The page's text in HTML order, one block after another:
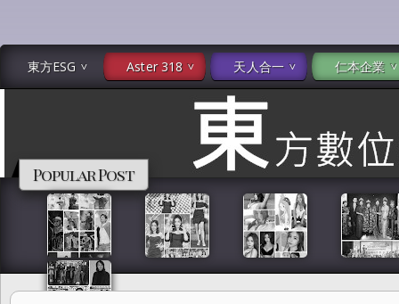
東方ESG Aster 318 天人合一 仁本企業
Popular Post